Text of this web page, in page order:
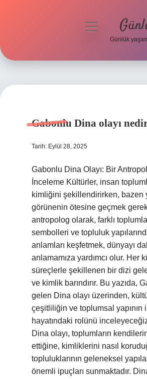
Hakkımızda
menüyü
Günlük
Günlük
Kesitler
Yazılar
Gabonlu Dina olayı
Tarih: Eylül 28, 2025
Gabonlu Dina Olayı: Bir
İnceleme Kültürler, insan
kimliğini şekillendirirken, bazen
görünenin ötesine geçmek
antropolog olarak, farklı
sembolleri ve topluluk
anlamları keşfetmek, dünyayı
anlamamıza yardımcı olur. Her
süreçlerle şekillenen bir dizi
ve kimlik barındırır. Bu yazıda,
gelen Dina olayı üzerinden,
çeşitliliğin ve toplumsal yapının
hayatındaki rolünü
Dina olayı, toplumların
ettiğine, kimliklerini nasıl
topluluklarının geleneksel
önemli ipuçları sunmaktadır.